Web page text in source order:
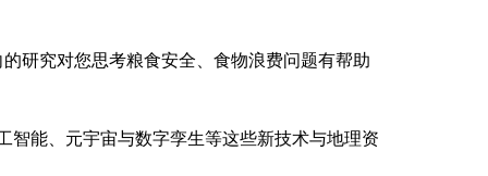
研究对您思考粮食安全、食物浪费问题有帮助
智能、元宇宙与数字孪生等这些新技术与地理资